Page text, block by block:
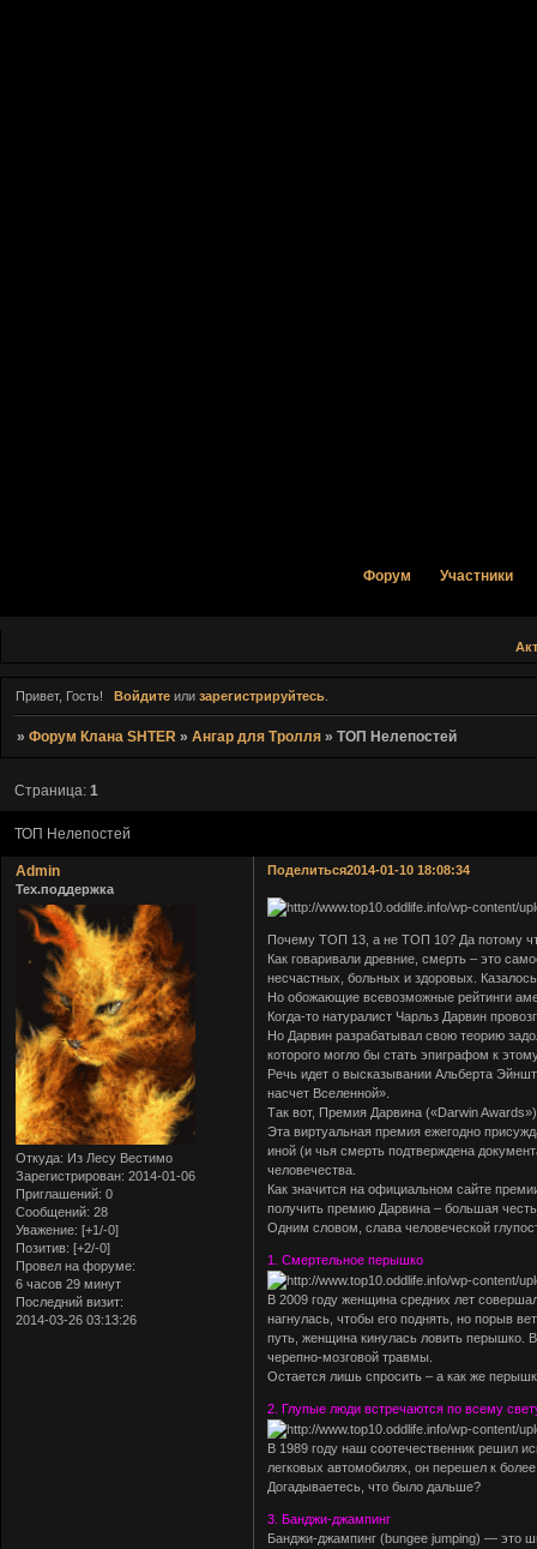
Форум Участники
Привет, Гость! Войдитеили зарегистрируйтесь.
»Форум Клана SHTER »Ангар для Тролля »ТОП Нелепостей
ТОП Нелепостей
Страница:1
Поделиться2014-01-10 18:08:34
Admin
Тех.поддержка
Откуда: Из Лесу Вестимо
Зарегистрирован: 2014-01-06
Приглашений: 0
Сообщений: 28
Уважение: [+1/-0]
Позитив: [+2/-0]
Провел на форуме:
6 часов 29 минут
Последний визит:
2014-03-26 03:13:26
Почему ТОП 13, а не ТОП 10? Да потому
Как говаривали древние, смерть – это
несчастных, больных и здоровых.
Но обожающие всевозможные рейтинги
Когда-то натуралист Чарльз Дарвин
Но Дарвин разрабатывал свою теорию
которого могло бы стать эпиграфом к
Речь идет о высказывании Альберта
насчет Вселенной».
Так вот, Премия Дарвина («Darwin
Эта виртуальная премия ежегодно
иной (и чья смерть подтверждена
человечества.
Как значится на официальном сайте
получить премию Дарвина – большая
Одним словом, слава человеческой
1. Смертельное перышко
В 2009 году женщина средних лет
нагнулась, чтобы его поднять, но порыв
путь, женщина кинулась ловить перышко.
черепно-мозговой травмы.
Остается лишь спросить – а как же
2. Глупые люди встречаются по всему
В 1989 году наш соотечественник решил
легковых автомобилях, он перешел к
Догадываетесь, что было дальше?
3. Банджи-джампинг
Банджи-джампинг (bungee jumping) — это